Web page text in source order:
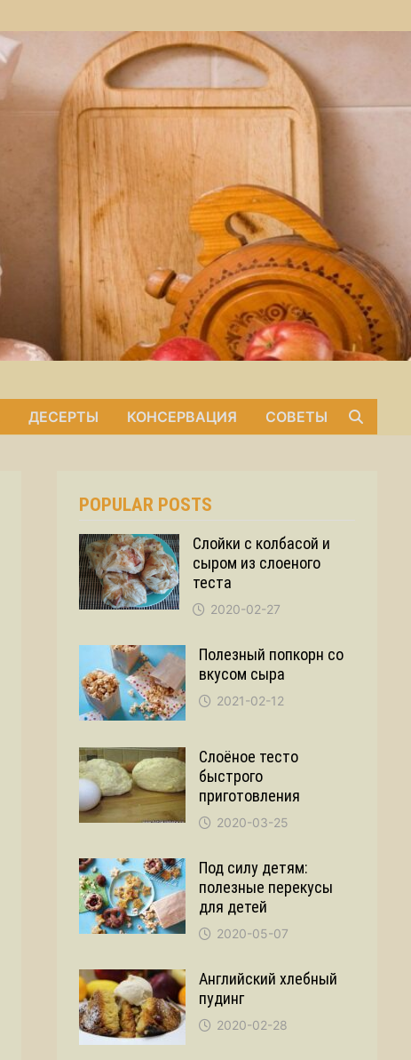
ДЕСЕРТЫ КОНСЕРВАЦИЯ СОВЕТЫ
POPULAR POSTS
Слойки с колбасой и
сыром из слоеного
теста
2020-02-27
Полезный попкорн со
вкусом сыра
2021-02-12
Слоёное тесто
быстрого
приготовления
2020-03-25
Под силу детям:
полезные перекусы
для детей
2020-05-07
Английский хлебный
пудинг
2020-02-28